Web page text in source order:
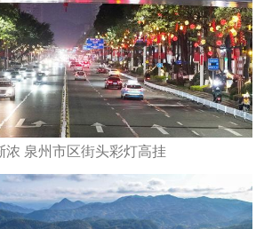
浓 泉州市区街头彩灯高挂